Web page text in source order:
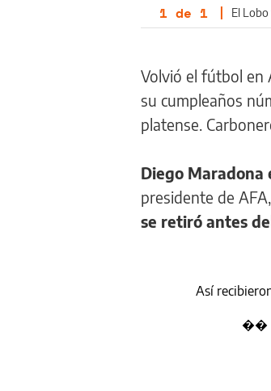
1 de 1 | El
Volvió el fútbol en
su cumpleaños
platense.
Diego Maradona
presidente de
se retiró antes
Así
��